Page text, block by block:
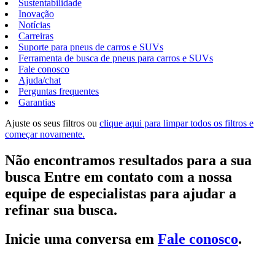
Sustentabilidade
Inovação
Notícias
Carreiras
Suporte para pneus de carros e SUVs
Ferramenta de busca de pneus para carros e SUVs
Fale conosco
Ajuda/chat
Perguntas frequentes
Garantias
Ajuste os seus filtros ou clique aqui para limpar todos os filtros e
começar novamente.
Não encontramos resultados para a sua
busca Entre em contato com a nossa
equipe de especialistas para ajudar a
refinar sua busca.
Inicie uma conversa em Fale conosco.